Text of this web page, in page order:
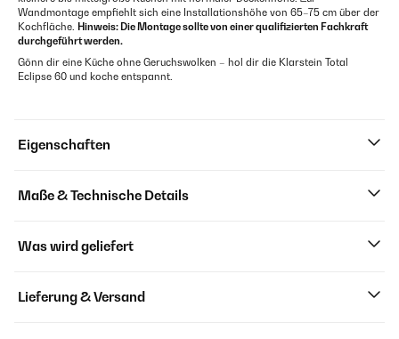
Wandmontage empfiehlt sich eine Installationshöhe von 65–75 cm über der
Kochfläche. Hinweis: Die Montage sollte von einer qualifizierten Fachkraft
durchgeführt werden.
Gönn dir eine Küche ohne Geruchswolken – hol dir die Klarstein Total
Eclipse 60 und koche entspannt.
Eigenschaften
Maße & Technische Details
Was wird geliefert
Lieferung & Versand